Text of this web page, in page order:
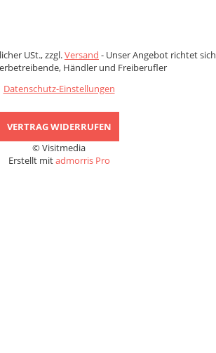
USt., zzgl.Versand - Unser Angebot richtet sich
Händler und Freiberufler
Datenschutz-Einstellungen
VERTRAG WIDERRUFEN
© Visitmedia
Erstellt mitadmorris Pro